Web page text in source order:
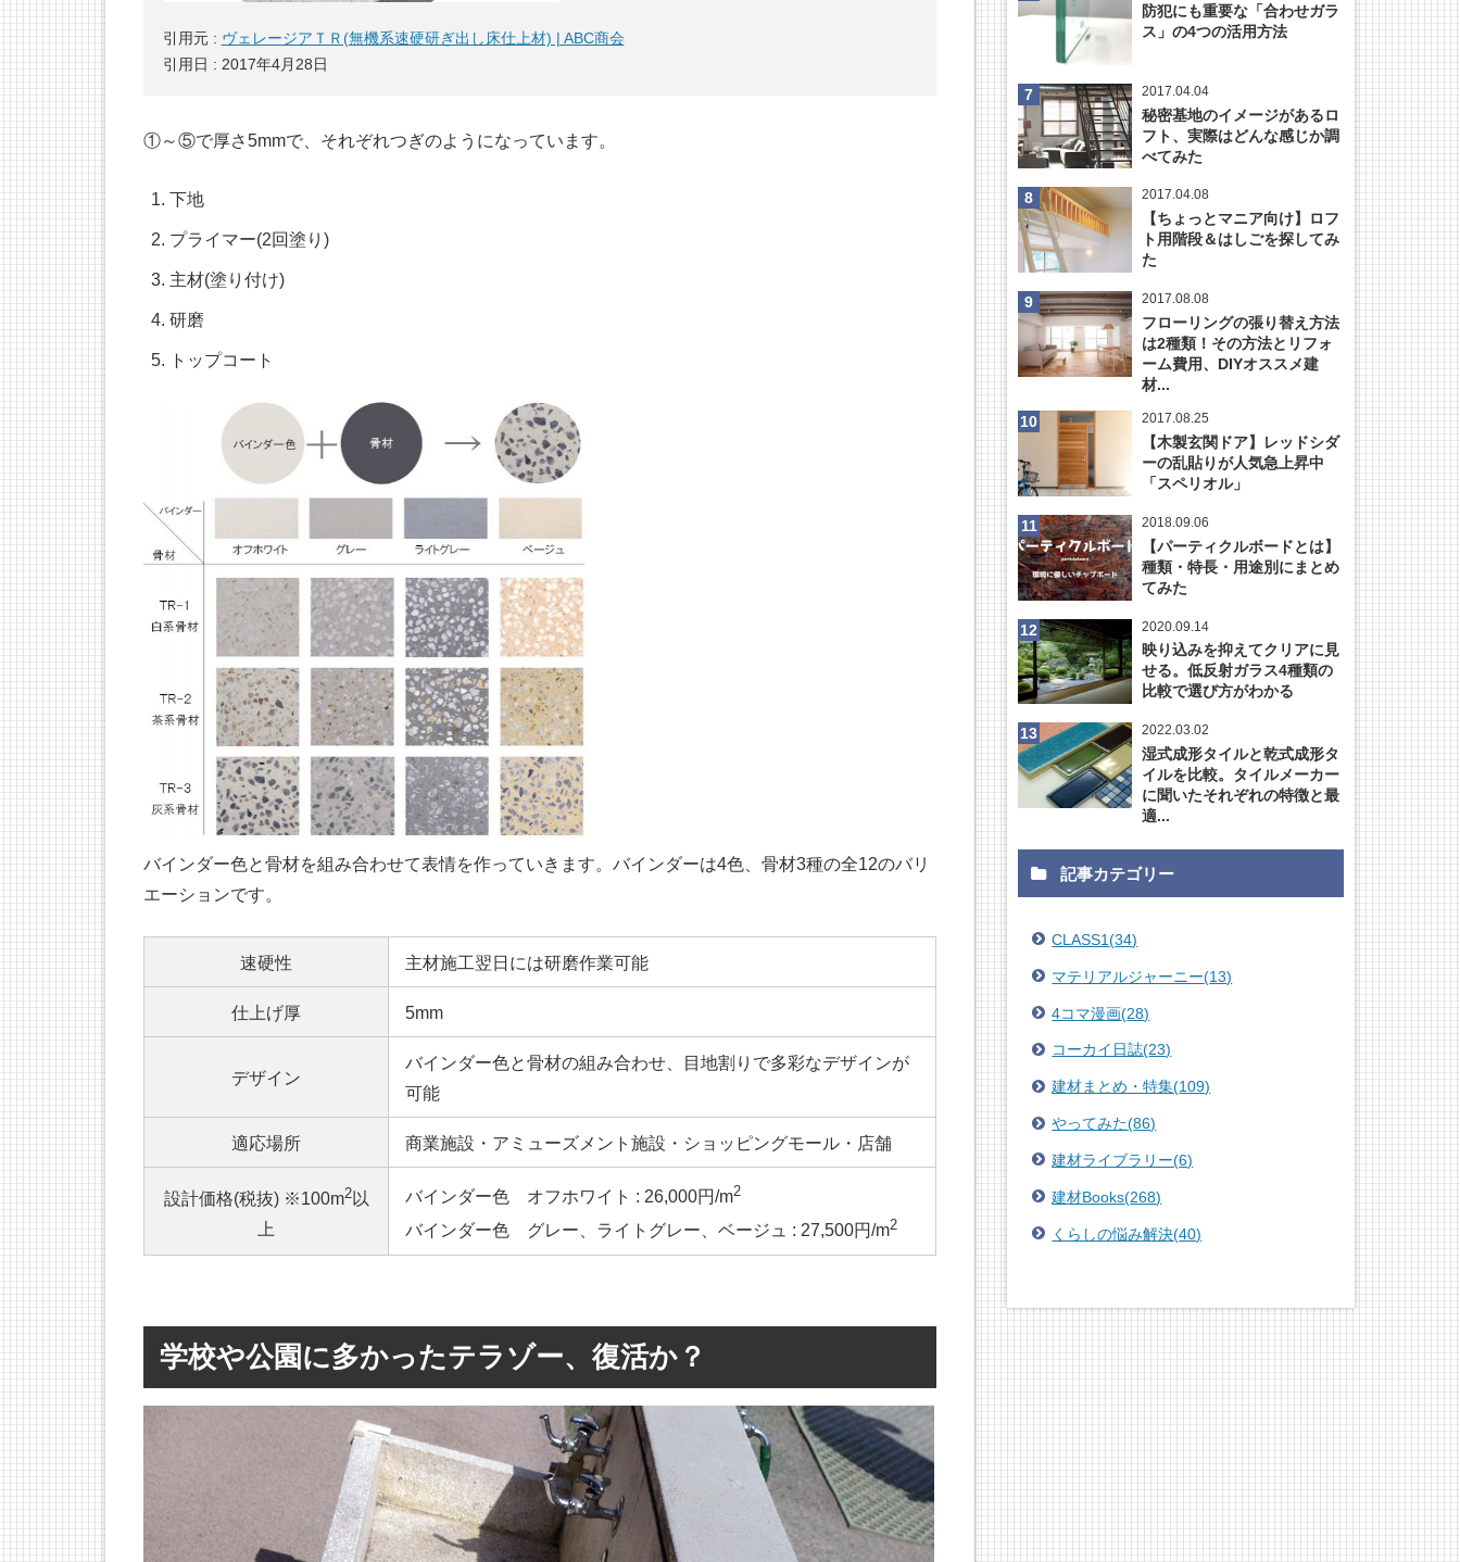
引用元 : ヴェレージアＴＲ(無機系速硬研ぎ出し床仕上材) | ABC商会
引用日 : 2017年4月28日
①～⑤で厚さ5mmで、それぞれつぎのようになっています。
下地
プライマー(2回塗り)
主材(塗り付け)
研磨
トップコート
バインダー色と骨材を組み合わせて表情を作っていきます。バインダーは4色、骨材3種の全12のバリ
エーションです。
速硬性 主材施工翌日には研磨作業可能
仕上げ厚 5mm
デザイン
バインダー色と骨材の組み合わせ、目地割りで多彩なデザインが
可能
適応場所 商業施設・アミューズメント施設・ショッピングモール・店舗
設計価格(税抜) ※100m2以
上
バインダー色 オフホワイト : 26,000円/m2
バインダー色 グレー、ライトグレー、ベージュ : 27,500円/m2
学校や公園に多かったテラゾー、復活か？
防犯にも重要な「合わせガラ
ス」の4つの活用方法
2017.04.04
秘密基地のイメージがあるロ
フト、実際はどんな感じか調
べてみた
2017.04.08
【ちょっとマニア向け】ロフ
ト用階段＆はしごを探してみ
た
2017.08.08
フローリングの張り替え方法
は2種類！その方法とリフォ
ーム費用、DIYオススメ建
材...
2017.08.25
【木製玄関ドア】レッドシダ
ーの乱貼りが人気急上昇中
「スペリオル」
2018.09.06
【パーティクルボードとは】
種類・特長・用途別にまとめ
てみた
2020.09.14
映り込みを抑えてクリアに見
せる。低反射ガラス4種類の
比較で選び方がわかる
2022.03.02
湿式成形タイルと乾式成形タ
イルを比較。タイルメーカー
に聞いたそれぞれの特徴と最
適...
記事カテゴリー
CLASS1(34)
マテリアルジャーニー(13)
4コマ漫画(28)
コーカイ日誌(23)
建材まとめ・特集(109)
やってみた(86)
建材ライブラリー(6)
建材Books(268)
くらしの悩み解決(40)